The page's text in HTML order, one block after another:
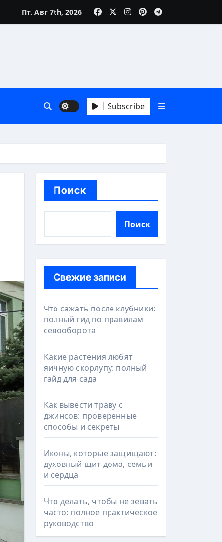
Пт. Авг 7th, 2026
Subscribe
Поиск
Поиск
Свежие записи
Что сажать после клубники:
полный гид по правилам
севооборота
Какие растения любят
яичную скорлупу: полный
гайд для сада
Как вывести траву с
джинсов: проверенные
способы и секреты
Иконы, которые защищают:
духовный щит дома, семьи
и сердца
Что делать, чтобы не зевать
часто: полное практическое
руководство